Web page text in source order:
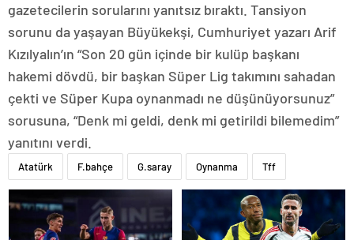
gazetecilerin sorularını yanıtsız bıraktı. Tansiyon
sorunu da yaşayan Büyükekşi, Cumhuriyet yazarı Arif
Kızılyalın’ın “Son 20 gün içinde bir kulüp başkanı
hakemi dövdü, bir başkan Süper Lig takımını sahadan
çekti ve Süper Kupa oynanmadı ne düşünüyorsunuz”
sorusuna, “Denk mi geldi, denk mi getirildi bilemedim”
yanıtını verdi.
Atatürk F.bahçe G.saray Oynanma Tff